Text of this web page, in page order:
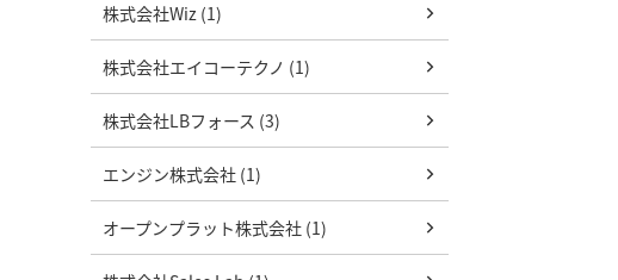
株式会社Wiz (1)
株式会社エイコーテクノ (1)
株式会社LBフォース (3)
エンジン株式会社 (1)
オープンプラット株式会社 (1)